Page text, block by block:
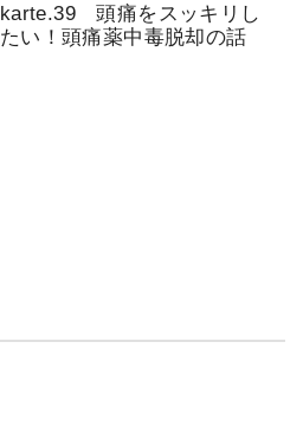
karte.39 頭痛をスッキリし
たい！頭痛薬中毒脱却の話